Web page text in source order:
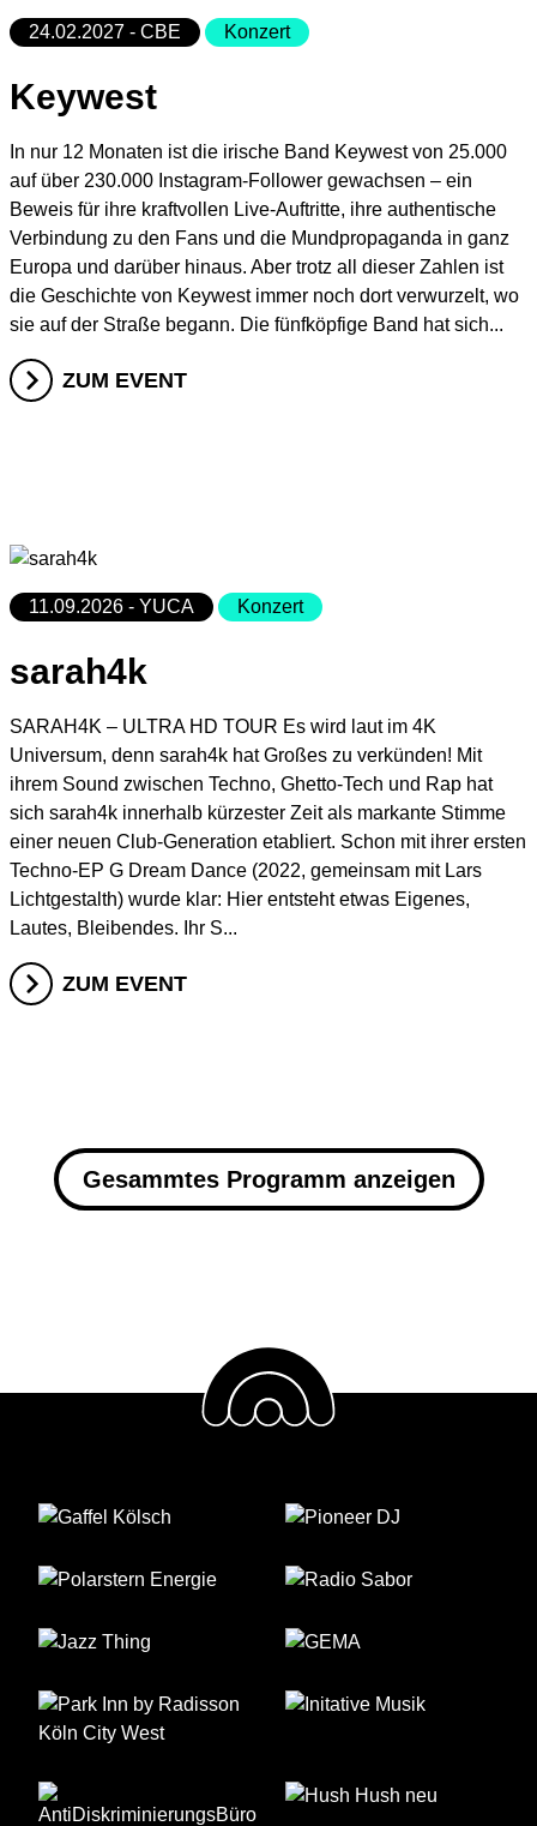
24.02.2027 - CBE Konzert
Keywest
In nur 12 Monaten ist die irische Band Keywest von 25.000
auf über 230.000 Instagram-Follower gewachsen – ein
Beweis für ihre kraftvollen Live-Auftritte, ihre authentische
Verbindung zu den Fans und die Mundpropaganda in ganz
Europa und darüber hinaus. Aber trotz all dieser Zahlen ist
die Geschichte von Keywest immer noch dort verwurzelt, wo
sie auf der Straße begann. Die fünfköpfige Band hat sich...
ZUM EVENT
11.09.2026 - YUCA Konzert
sarah4k
SARAH4K – ULTRA HD TOUR Es wird laut im 4K
Universum, denn sarah4k hat Großes zu verkünden! Mit
ihrem Sound zwischen Techno, Ghetto-Tech und Rap hat
sich sarah4k innerhalb kürzester Zeit als markante Stimme
einer neuen Club-Generation etabliert. Schon mit ihrer ersten
Techno-EP G Dream Dance (2022, gemeinsam mit Lars
Lichtgestalth) wurde klar: Hier entsteht etwas Eigenes,
Lautes, Bleibendes. Ihr S...
ZUM EVENT
Gesammtes Programm anzeigen
15.08.26 Korken & Klub - Day Affair
Club Bahnhof Ehrenfeld